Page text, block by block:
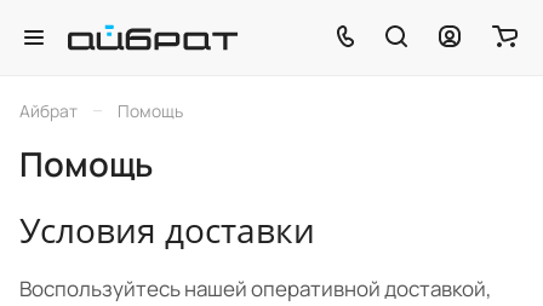
Айбрат – Помощь
Помощь
Условия доставки
Воспользуйтесь нашей оперативной доставкой,